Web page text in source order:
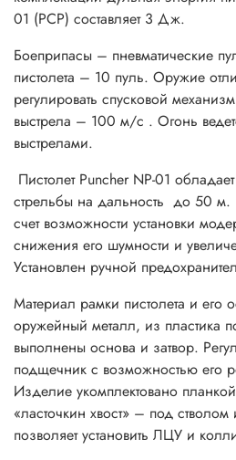
01 (PCP) составляет 3 Дж.
Боеприпасы – пневматические
пистолета – 10 пуль. Оружие
регулировать спусковой
выстрела – 100 м/с . Огонь
выстрелами.
Пистолет Puncher NP-01
стрельбы на дальность до 50 м.
счет возможности установки
снижения его шумности и
Установлен ручной
Материал рамки пистолета и его
оружейный металл, из пластика
выполнены основа и затвор.
подщечник с возможностью его
Изделие укомплектовано планкой
«ласточкин хвост» – под
позволяет установить ЛЦУ и